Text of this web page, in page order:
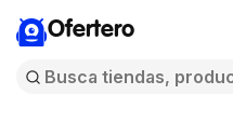
Ofertero